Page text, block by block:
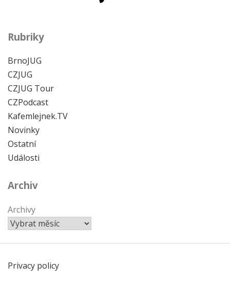
Rubriky
BrnoJUG
CZJUG
CZJUG Tour
CZPodcast
Kafemlejnek.TV
Novinky
Ostatní
Události
Archiv
Archivy
Privacy policy